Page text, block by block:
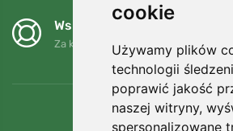
cookie
Używamy plików
technologii
poprawić jakość
naszej witryny,
spersonalizowane
Wspieramy Trees.org
Za każde zamówienie sadzimy